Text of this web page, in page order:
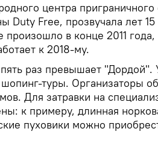
центра приграничного
Duty Free, прозвучала лет
в конце 2011 года,
к 2018-му.
раз превышает "Дордой".
туры. Организаторы
Для затравки на
к примеру, длинная
пуховики можно